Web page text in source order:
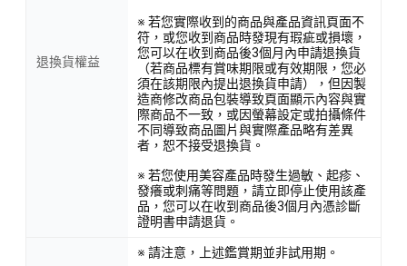
退換貨權益
※ 若您實際收到的商品與產品資訊頁面不
符，或您收到商品時發現有瑕疵或損壞，
您可以在收到商品後3個月內申請退換貨
（若商品標有賞味期限或有效期限，您必
須在該期限內提出退換貨申請），但因製
造商修改商品包裝導致頁面顯示內容與實
際商品不一致，或因螢幕設定或拍攝條件
不同導致商品圖片與實際產品略有差異
者，恕不接受退換貨。
※ 若您使用美容產品時發生過敏、起疹、
發癢或刺痛等問題，請立即停止使用該產
品，您可以在收到商品後3個月內憑診斷
證明書申請退貨。
※ 請注意，上述鑑賞期並非試用期。